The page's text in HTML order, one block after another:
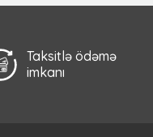
Taksitlə ödəmə
imkanı